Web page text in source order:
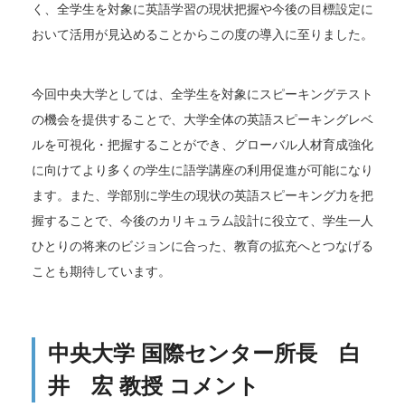
く、全学生を対象に英語学習の現状把握や今後の目標設定に
おいて活用が見込めることからこの度の導入に至りました。
今回中央大学としては、全学生を対象にスピーキングテスト
の機会を提供することで、大学全体の英語スピーキングレベ
ルを可視化・把握することができ、グローバル人材育成強化
に向けてより多くの学生に語学講座の利用促進が可能になり
ます。また、学部別に学生の現状の英語スピーキング力を把
握することで、今後のカリキュラム設計に役立て、学生一人
ひとりの将来のビジョンに合った、教育の拡充へとつなげる
ことも期待しています。
中央大学 国際センター所長 白
井 宏 教授 コメント